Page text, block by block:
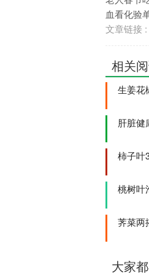
血看化验
文章链接
相关
生姜花
肝脏健
柿子叶
桃树叶
荠菜两
大家